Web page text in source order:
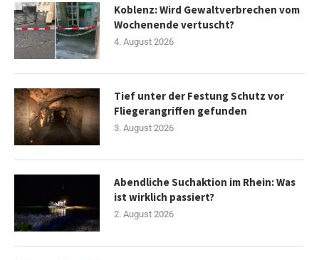
Koblenz: Wird Gewaltverbrechen vom
Wochenende vertuscht?
4. August 2026
Tief unter der Festung Schutz vor
Fliegerangriffen gefunden
3. August 2026
Abendliche Suchaktion im Rhein: Was
ist wirklich passiert?
2. August 2026